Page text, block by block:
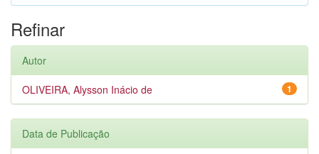
Refinar
Autor
1
OLIVEIRA, Alysson Inácio de
Data de Publicação